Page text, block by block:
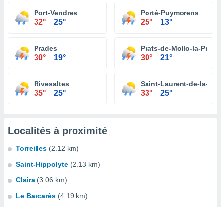
Port-Vendres
32° 25°
Porté-Puymorens
25° 13°
Prades
30° 19°
Prats-de-Mollo-la-
30° 21°
Rivesaltes
35° 25°
Saint-Laurent-de-la-
33° 25°
Localités à proximité
Torreilles (2.12 km)
Saint-Hippolyte (2.13 km)
Claira (3.06 km)
Le Barcarès (4.19 km)